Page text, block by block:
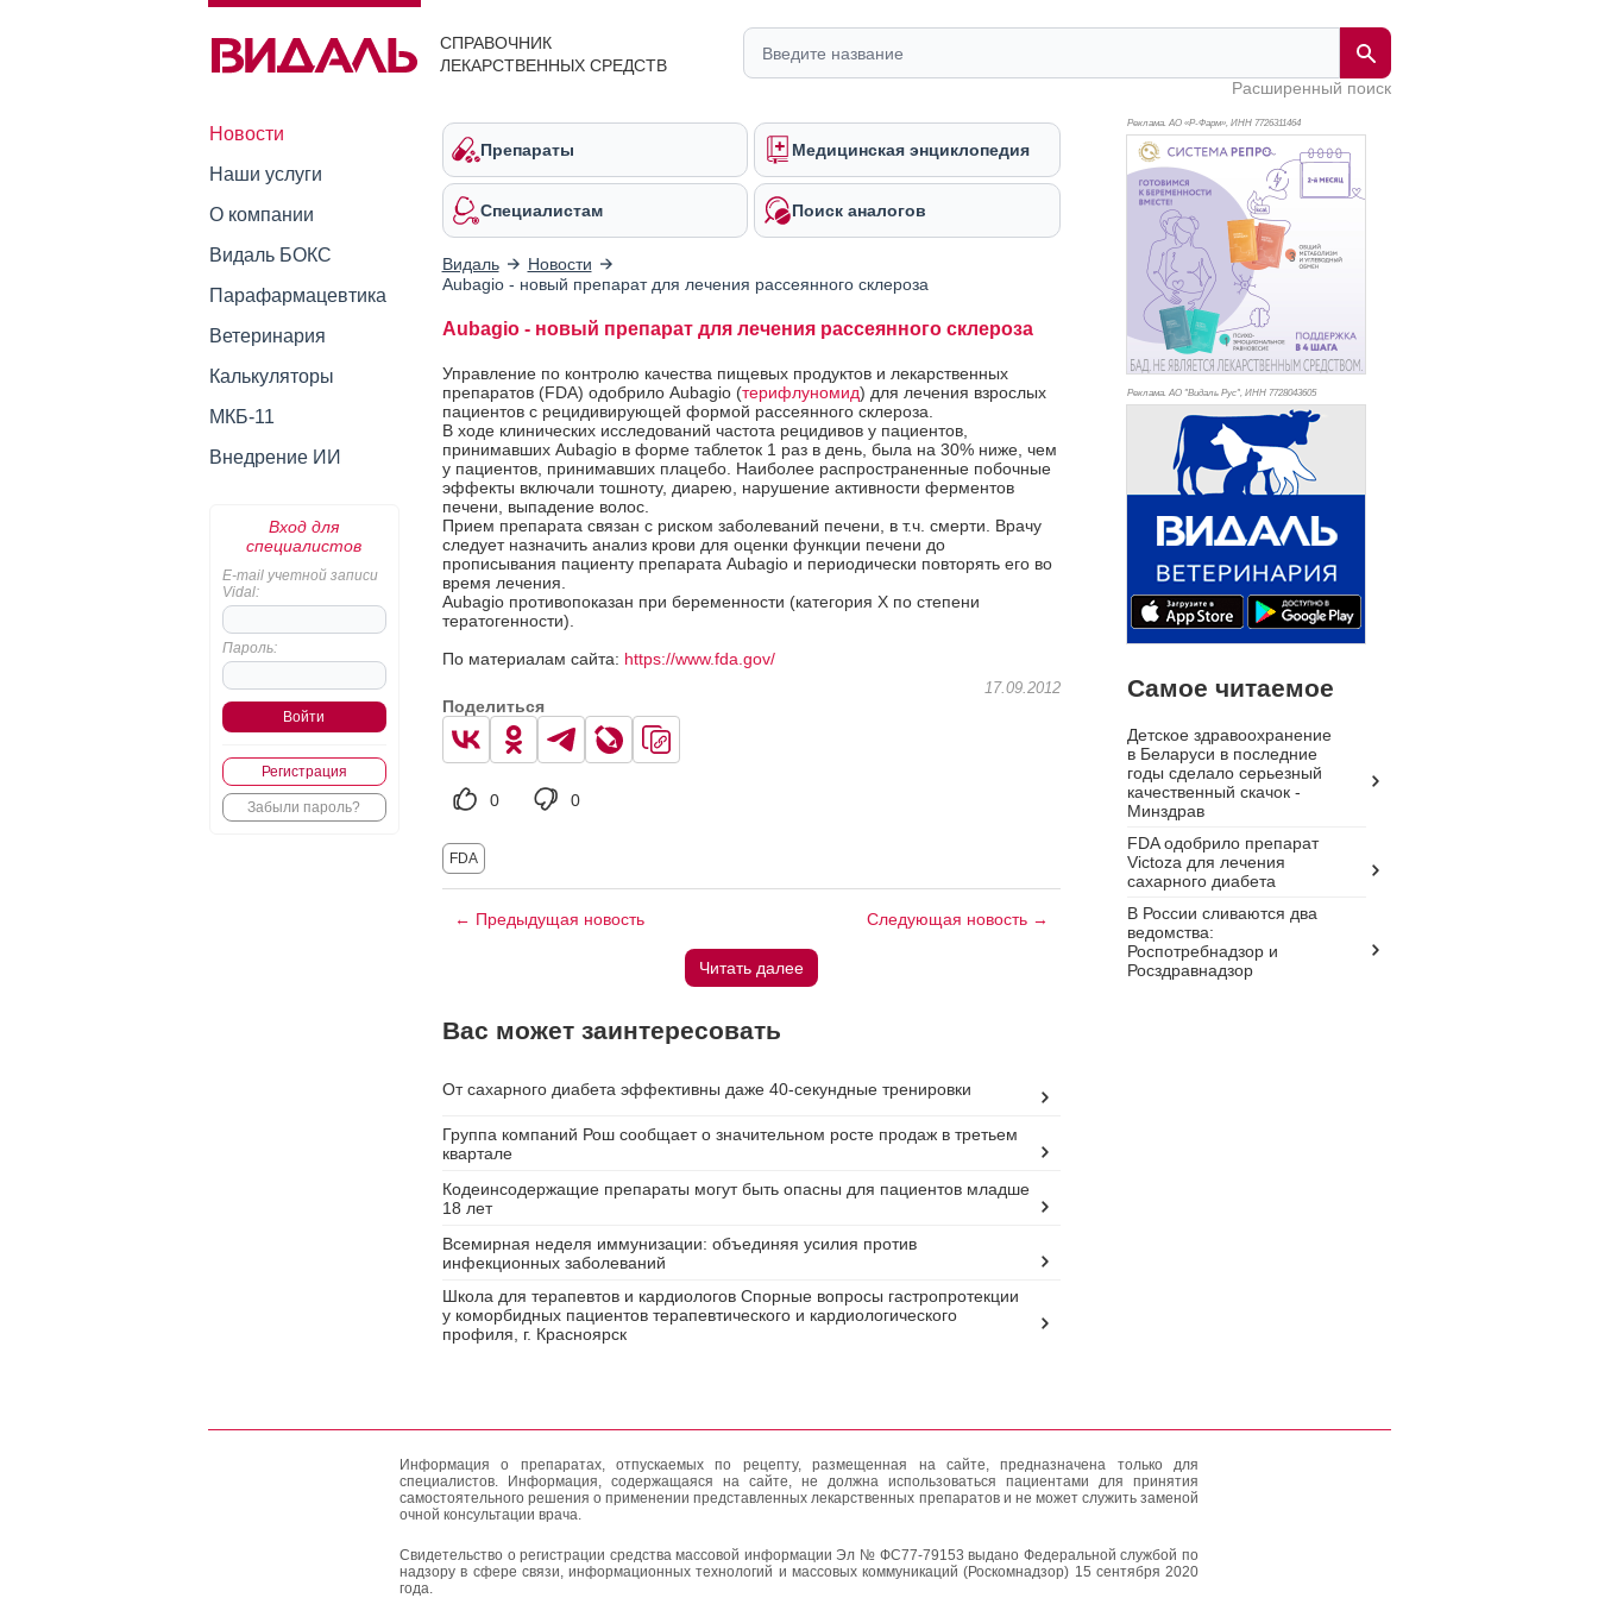
СПРАВОЧНИК
ЛЕКАРСТВЕННЫХ СРЕДСТВ
Расширенный поиск
Новости
Наши услуги
О компании
Видаль БОКС
Парафармацевтика
Ветеринария
Калькуляторы
МКБ-11
Внедрение ИИ
Вход для
специалистов
E-mail учетной записи
Vidal:
Пароль:
Регистрация
Забыли пароль?
Препараты Медицинская энциклопедия
Специалистам Поиск аналогов
Видаль
Новости
Aubagio - новый препарат для лечения рассеянного склероза
Aubagio - новый препарат для лечения рассеянного склероза
Управление по контролю качества пищевых продуктов и лекарственных
препаратов (FDA) одобрило Aubagio (терифлуномид) для лечения взрослых
пациентов с рецидивирующей формой рассеянного склероза.
В ходе клинических исследований частота рецидивов у пациентов,
принимавших Aubagio в форме таблеток 1 раз в день, была на 30% ниже, чем
у пациентов, принимавших плацебо. Наиболее распространенные побочные
эффекты включали тошноту, диарею, нарушение активности ферментов
печени, выпадение волос.
Прием препарата связан с риском заболеваний печени, в т.ч. смерти. Врачу
следует назначить анализ крови для оценки функции печени до
прописывания пациенту препарата Aubagio и периодически повторять его во
время лечения.
Aubagio противопоказан при беременности (категория X по степени
тератогенности).
По материалам сайта: https://www.fda.gov/
17.09.2012
Поделиться
0 0
FDA
← Предыдущая новость Следующая новость →
Читать далее
Вас может заинтересовать
От сахарного диабета эффективны даже 40-секундные тренировки
Группа компаний Рош сообщает о значительном росте продаж в третьем
квартале
Кодеинсодержащие препараты могут быть опасны для пациентов младше
18 лет
Всемирная неделя иммунизации: объединяя усилия против
инфекционных заболеваний
Школа для терапевтов и кардиологов Спорные вопросы гастропротекции
у коморбидных пациентов терапевтического и кардиологического
профиля, г. Красноярск
Реклама. АО «Р-Фарм», ИНН 7726311464
Реклама. АО "Видаль Рус", ИНН 7728043605
Самое читаемое
Детское здравоохранение
в Беларуси в последние
годы сделало серьезный
качественный скачок -
Минздрав
FDA одобрило препарат
Victoza для лечения
сахарного диабета
В России сливаются два
ведомства:
Роспотребнадзор и
Росздравнадзор
Информация о препаратах, отпускаемых по рецепту, размещенная на сайте, предназначена только для
специалистов. Информация, содержащаяся на сайте, не должна использоваться пациентами для принятия
самостоятельного решения о применении представленных лекарственных препаратов и не может служить заменой
очной консультации врача.
Свидетельство о регистрации средства массовой информации Эл № ФС77-79153 выдано Федеральной службой по
надзору в сфере связи, информационных технологий и массовых коммуникаций (Роскомнадзор) 15 сентября 2020
года.